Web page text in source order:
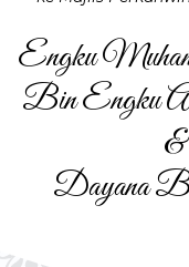
Engku
Bin Engku
&
Dayana